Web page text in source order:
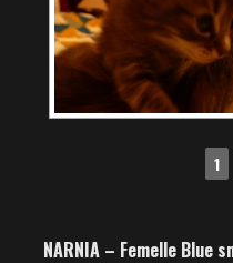
1
NARNIA – Femelle Blue